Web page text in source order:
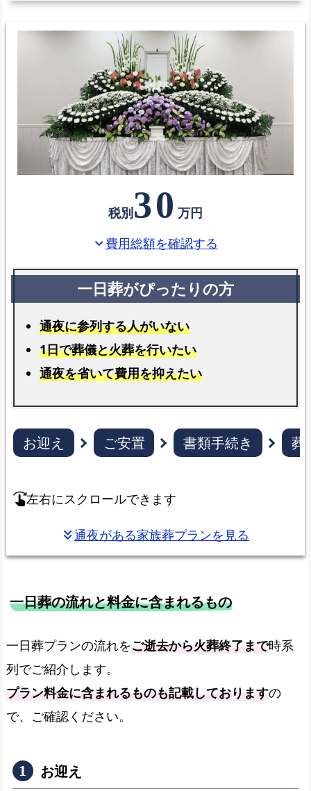
場
箕
面
市
で
受
け
取
れ
る
祭
給
付
各
プ
ラ
の
比
較
額
金
え
流
よ
税別30万円
expand_more費用総額を確認する
通夜に参列する人がいない
1日で葬儀と火葬を行いたい
通夜を省いて費用を抑えたい
お迎え ご安置 書類手続き 葬
swipe_right左右にスクロールできます
keyboard_double_arrow_down通夜がある家族葬プランを見る
一日葬の流れと料金に含まれるもの
一日葬プランの流れをご逝去から火葬終了まで時系
列でご紹介します。
プラン料金に含まれるものも記載しておりますの
で、ご確認ください。
お迎え